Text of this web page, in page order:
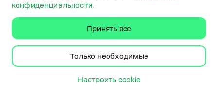
конфиденциальности.
Принять все
Только необходимые
Настроить cookie
Охват базовых аспектов транспортировки
Надежность в грузовом секторе
Контактная информация:
Сайт: www.omnitracs.com
Телефон: +1 913-233-7200
Адрес: 4780 NW 41st St #500, Riverside,